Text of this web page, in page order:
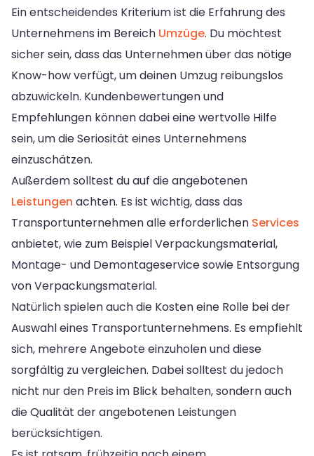
Ein entscheidendes Kriterium ist die Erfahrung des
Unternehmens im Bereich Umzüge. Du möchtest
sicher sein, dass das Unternehmen über das nötige
Know-how verfügt, um deinen Umzug reibungslos
abzuwickeln. Kundenbewertungen und
Empfehlungen können dabei eine wertvolle Hilfe
sein, um die Seriosität eines Unternehmens
einzuschätzen.
Außerdem solltest du auf die angebotenen
Leistungen achten. Es ist wichtig, dass das
Transportunternehmen alle erforderlichen Services
anbietet, wie zum Beispiel Verpackungsmaterial,
Montage- und Demontageservice sowie Entsorgung
von Verpackungsmaterial.
Natürlich spielen auch die Kosten eine Rolle bei der
Auswahl eines Transportunternehmens. Es empfiehlt
sich, mehrere Angebote einzuholen und diese
sorgfältig zu vergleichen. Dabei solltest du jedoch
nicht nur den Preis im Blick behalten, sondern auch
die Qualität der angebotenen Leistungen
berücksichtigen.